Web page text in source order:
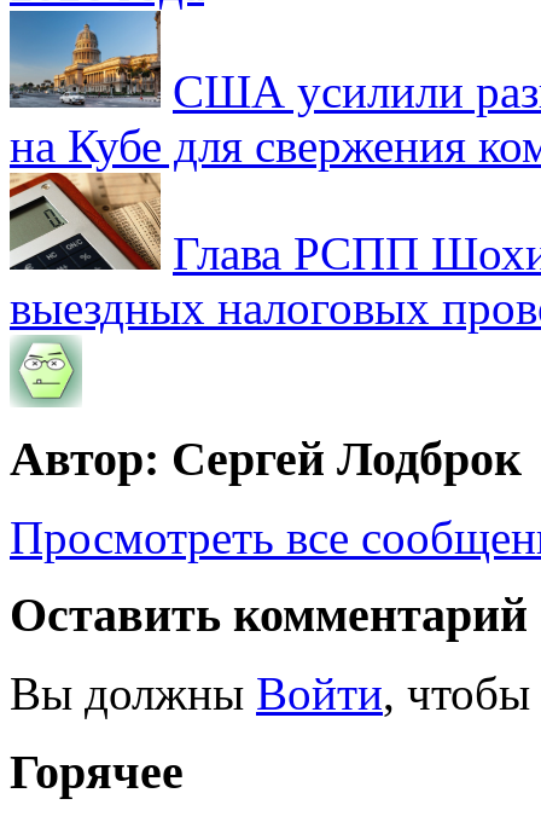
США усилили
на Кубе для свержения
Глава РСПП
выездных налоговых
Автор: Сергей Лодброк
Просмотреть все
Оставить комментарий
Вы должны Войти, чтобы
Горячее